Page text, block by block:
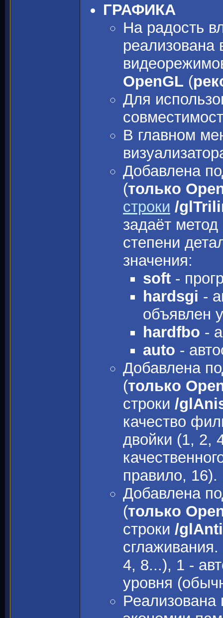
ГРАФИКА
На радость
реализована
OpenGL (
Для
В главном
Добавлена
(только
строки /
задаёт
степени
значения:
soft -
hardsgi -
объявлен
hardfbo -
auto -
Добавлена
(только
строки /
качество
двойки (1, 2,
правило, 16).
Добавлена
(только
строки /
4, 8...), 1 -
уровня
Реализована